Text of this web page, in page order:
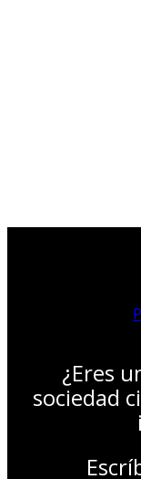
¿Eres
sociedad